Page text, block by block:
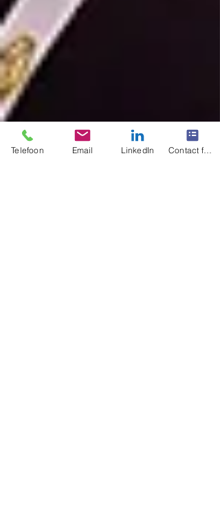
Telefoon Email LinkedIn Contact form